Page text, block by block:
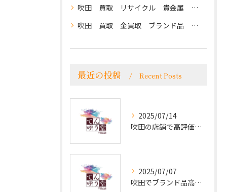
吹田 買取 リサイクル 貴金属 ブランドバッグ ノーブランドバッグ ブランド時計 商品券 切手 アパレル 高価買取 クチコミ評価 高評価 てんゆう堂千里山店
吹田 買取 金買取 ブランド品 アクセサリー ブランドバッグ ブランド時計 商品券 切手 電化製品 カメラ 高価買取
最近の投稿 Recent Posts
2025/07/14
吹田の店舗で高評価！クチコミが語る貴金属とブランド品買取の魅力
2025/07/07
吹田でブランド品高価買取！電話で簡単相談